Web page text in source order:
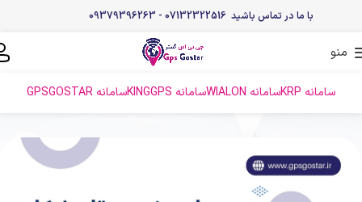
با ما در تماس باشید 07132322516 - 09379396263
منو
سامانه KRP سامانه WIALON سامانه KINGGPS سامانه GPSGOSTAR